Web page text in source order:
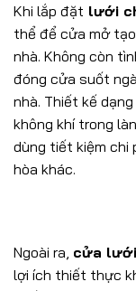
Khi lắp đặt lưới
thể để cửa mở
nhà. Không còn
đóng cửa suốt
nhà. Thiết kế
không khí trong
dùng tiết kiệm chi
hòa khác.
Ngoài ra, cửa lưới
lợi ích thiết thực